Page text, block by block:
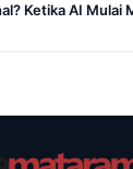
Ketika AI Mulai